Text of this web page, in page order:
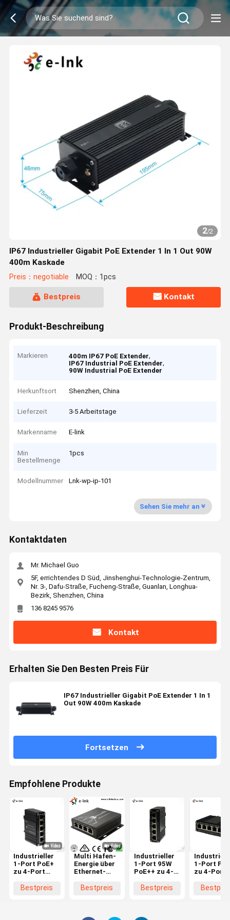
2/2
IP67 Industrieller Gigabit PoE Extender 1 In 1 Out 90W
400m Kaskade
Preis：negotiable MOQ：1pcs
Bestpreis Kontakt
Produkt-Beschreibung
Markieren 400m IP67 PoE Extender,
IP67 Industrial PoE Extender,
90W Industrial PoE Extender
Herkunftsort Shenzhen, China
Lieferzeit 3-5 Arbeitstage
Markenname E-link
Min
Bestellmenge
1pcs
Modellnummer Lnk-wp-ip-101
Sehen Sie mehr an
Kontaktdaten
Mr. Michael Guo
5F, errichtendes D Süd, Jinshenghui-Technologie-Zentrum,
Nr. 3-, Dafu-Straße, Fucheng-Straße, Guanlan, Longhua-
Bezirk, Shenzhen, China
136 8245 9576
Kontakt
Erhalten Sie Den Besten Preis Für
IP67 Industrieller Gigabit PoE Extender 1 In 1
Out 90W 400m Kaskade
Fortsetzen
Empfohlene Produkte
Industrieller
1-Port PoE+
zu 4-Port
Extender 30W
Bestpreis
Multi Hafen-
Energie über
Ethernet-
Ergänzung
Bestpreis
Industrieller
1-Port 95W
PoE++ zu 4-
PoE Extender
Bestpreis
1-Port
zu 4-Port
Extender